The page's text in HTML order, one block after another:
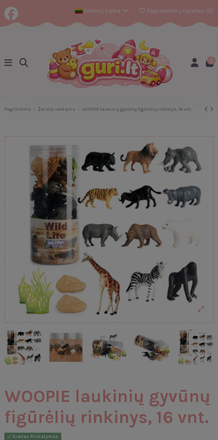
lietuvių kalba Pageidavimų sąrašas (0)
0
Pagrindinis Žaislai vaikams WOOPIE laukinių gyvūnų figūrėlių rinkinys, 16 vnt.
WOOPIE laukinių gyvūnų
figūrėlių rinkinys, 16 vnt.
Greitas Pristatymas